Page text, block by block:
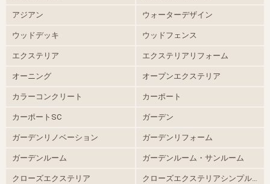
アジアン ウォーターデザイン
ウッドデッキ ウッドフェンス
エクステリア エクステリアリフォーム
オーニング オープンエクステリア
カラーコンクリート カーポート
カーポートSC ガーデン
ガーデンリノベーション ガーデンリフォーム
ガーデンルーム ガーデンルーム・サンルーム
クローズエクステリア クローズエクステリアシンプルモダン